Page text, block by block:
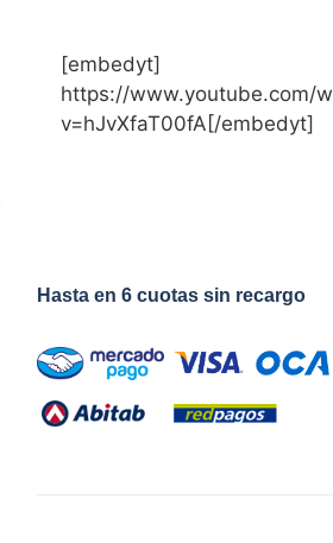
[embedyt]
https://www.youtube.com/
v=hJvXfaT00fA[/embedyt]
Hasta en 6 cuotas sin recargo